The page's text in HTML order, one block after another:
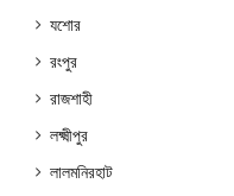
যশোর
রংপুর
রাজশাহী
লক্ষ্মীপুর
লালমনিরহাট